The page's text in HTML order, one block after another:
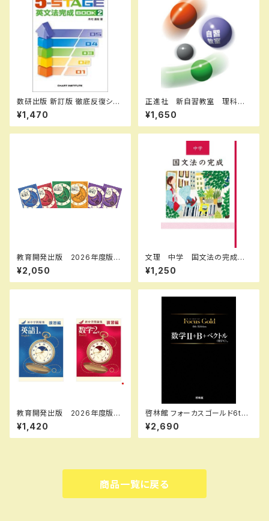
数研出版 新訂版 徹底反復シリ
ーズ 《5-STAGE》 英文法完成
BOOK 2 新品 問題集本体
のみ 別冊解答なし ISBN：9
¥1,470
正進社 新自習教室 理科 2
026年度版 新品完全セット I
SBN： ISBN-10： SKU：00
4000577
¥1,650
教育開発出版 2026年度版
新中学問題集 英語 中1～3
標準編 各学年（選択くださ
い） 新品完全セット
¥2,050
文理 中学 国文法の完成 2
026年度版 新品完全セット
¥1,250
教育開発出版 2026年度版
新中学問題集 数学 中1～3
演習編 各学年（選択くださ
い） 問題集本体と別冊解答つ
¥1,420
啓林館 フォーカスゴールド6th
Edition 数学Ⅱ+B+C（ベクト
ル） 新品 問題集本体と別冊
解答つき ISBN：978440226
¥2,690
商品一覧に戻る